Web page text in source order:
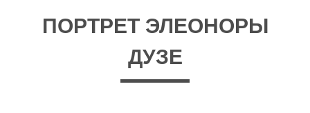
ПОРТРЕТ ЭЛЕОНОРЫ
ДУЗЕ